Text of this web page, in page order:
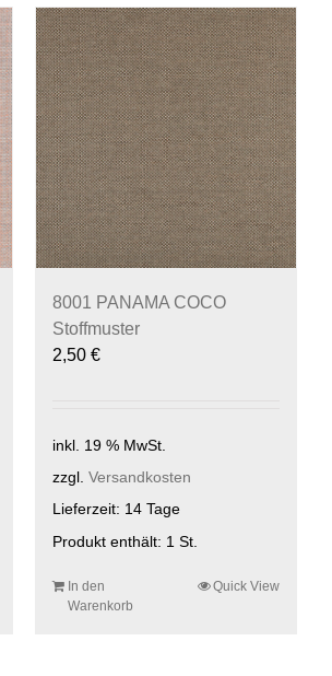
8001 PANAMA COCO
Stoffmuster
2,50 €
inkl. 19 % MwSt.
zzgl. Versandkosten
Lieferzeit: 14 Tage
Produkt enthält: 1 St.
In den
Warenkorb
Quick View